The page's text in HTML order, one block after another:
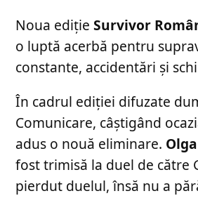
Noua ediție Survivor
o luptă acerbă pentru
constante, accidentări și
În cadrul ediției difuzate
Comunicare, câștigând
adus o nouă eliminare.
fost trimisă la duel de către
pierdut duelul, însă nu a